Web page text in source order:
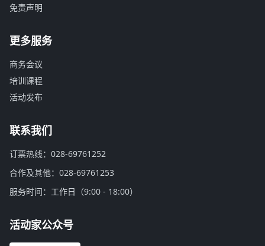
免责声明
更多服务
商务会议
培训课程
活动发布
联系我们
订票热线：028-69761252
合作及其他：028-69761253
服务时间：工作日（9:00 - 18:00）
活动家公众号